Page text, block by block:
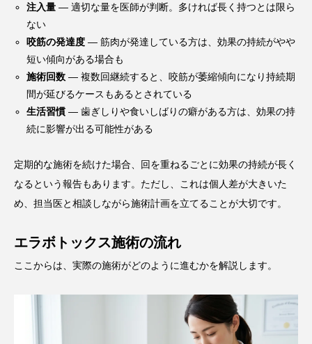
注入量 — 適切な量を医師が判断。多ければ長く持つとは限ら
ない
咬筋の発達度 — 筋肉が発達している方は、効果の持続がやや
短い傾向がある場合も
施術回数 — 複数回継続すると、咬筋が萎縮傾向になり持続期
間が延びるケースもあるとされている
生活習慣 — 歯ぎしりや食いしばりの癖がある方は、効果の持
続に影響が出る可能性がある
定期的な施術を続けた場合、回を重ねるごとに効果の持続が長く
なるという報告もあります。ただし、これは個人差が大きいた
め、担当医と相談しながら施術計画を立てることが大切です。
エラボトックス施術の流れ
ここからは、実際の施術がどのように進むかを解説します。